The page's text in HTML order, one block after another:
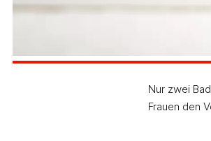
Nur zwei
Frauen den